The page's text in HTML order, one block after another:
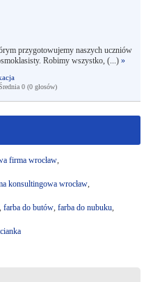
przygotowujemy naszych uczniów
Robimy wszystko, (...) »
0 (0 głosów)
firma wrocław,
konsultingowa wrocław,
farba do butów, farba do nubuku,